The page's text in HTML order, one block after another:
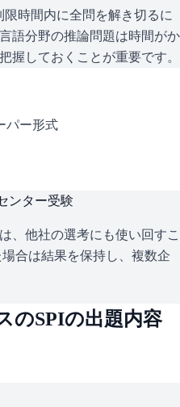
時間内に全問を解き切るに
語分野の推論問題は時間がか
握しておくことが重要です。
パー形式
ンター受験
、他社の選考にも使い回すこ
合は結果を保持し、複数企
のSPIの出題内容